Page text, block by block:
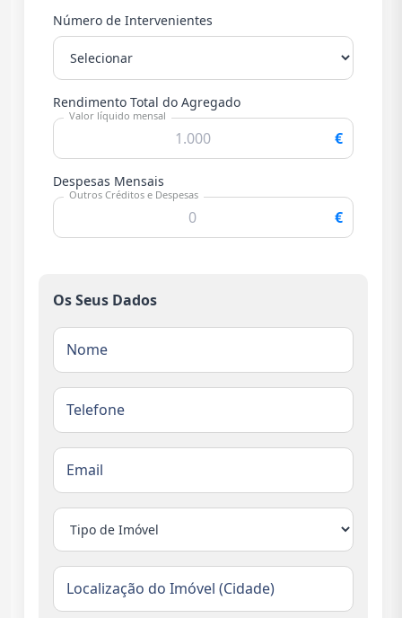
Número de Intervenientes
Rendimento Total do Agregado
Valor líquido mensal
€
Despesas Mensais
Outros Créditos e Despesas
€
Os Seus Dados